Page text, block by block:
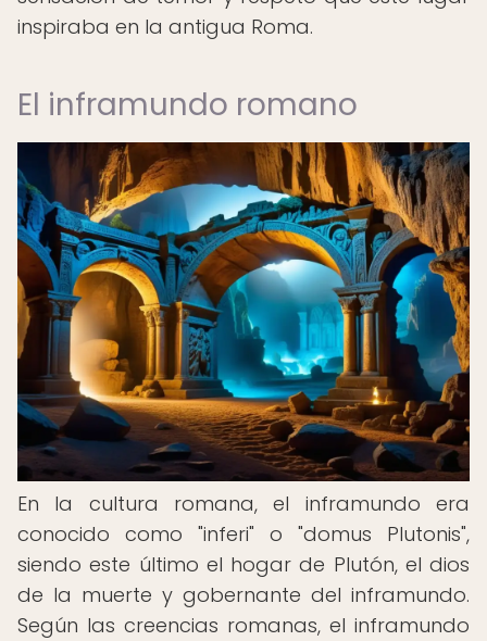
inspiraba en la antigua Roma.
El inframundo romano
En la cultura romana, el inframundo era
conocido como "inferi" o "domus Plutonis",
siendo este último el hogar de Plutón, el dios
de la muerte y gobernante del inframundo.
Según las creencias romanas, el inframundo